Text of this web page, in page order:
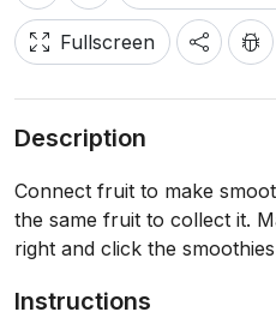
Fullscreen
Description
Connect fruit to make
the same fruit to collect it.
right and click the
Instructions